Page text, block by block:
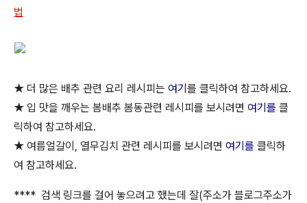
법
★ 더 많은 배추 관련 요리 레시피는 여기를 클릭하여 참고하세요.
★ 입 맛을 깨우는 봄배추 봄동관련 레시피를 보시려면 여기를 클
릭하여 참고하세요.
★ 여름얼갈이, 열무김치 관련 레시피를 보시려면 여기를 클릭하
여 참고하세요.
**** 검색 링크를 걸어 놓으려고 했는데 잘(주소가 블로그주소가